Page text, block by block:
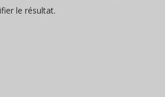
le résultat.